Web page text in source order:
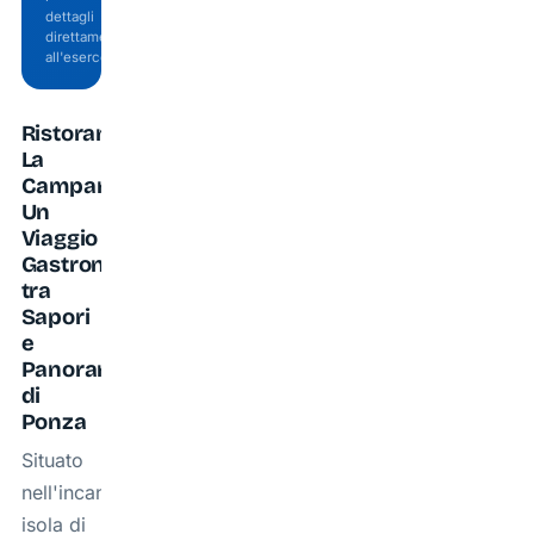
dettagli
direttamente
all'esercente.
Ristorante
La
Campanella,
Un
Viaggio
Gastronomico
tra
Sapori
e
Panorami
di
Ponza
Situato
nell'incantevole
isola di